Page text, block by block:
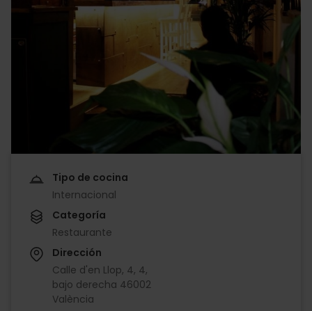
Tipo de cocina
Internacional
Categoría
Restaurante
Dirección
Calle d'en Llop, 4, 4,
bajo derecha 46002
València